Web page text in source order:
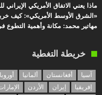
ماذا يعني الاتفاق الأمريكي
«الشرق الأوسط الأمريكي»: كيف
مهاتير محمد: مكانة وأهمية التطوع
خريطة التغطية
آسيا أفغانستان ألمانيا أوروبا
إفريقيا
إيران الأردن